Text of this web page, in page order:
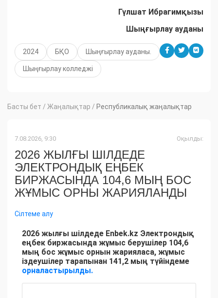
Гүлшат Ибрагимқызы
Шыңғырлау ауданы
2024 БҚО Шыңғырлау ауданы.
Шыңғырлау колледжі
Басты бет / Жаңалықтар / Республикалық жаңалықтар
7.08.2026, 9:30 Оқылды:
2026 ЖЫЛҒЫ ШІЛДЕДЕ
ЭЛЕКТРОНДЫҚ ЕҢБЕК
БИРЖАСЫНДА 104,6 МЫҢ БОС
ЖҰМЫС ОРНЫ ЖАРИЯЛАНДЫ
Сілтеме алу
2026 жылғы шілдеде Enbek.kz Электрондық
еңбек биржасында жұмыс берушілер 104,6
мың бос жұмыс орнын жарияласа, жұмыс
іздеушілер тарапынан 141,2 мың түйіндеме
орналастырылды.